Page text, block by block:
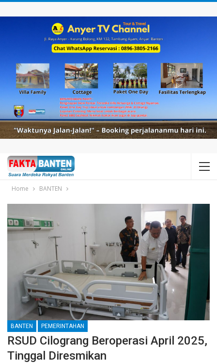
Home BANTEN
BANTEN PEMERINTAHAN
RSUD Cilograng Beroperasi April 2025,
Tinggal Diresmikan